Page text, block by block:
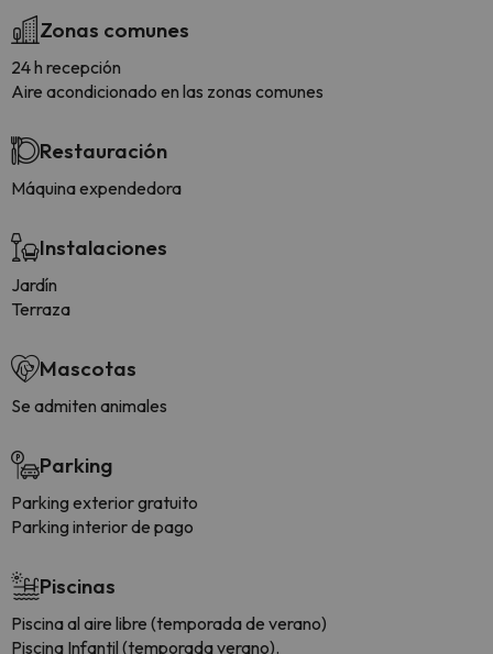
Zonas comunes
24 h recepción
Aire acondicionado en las zonas comunes
Restauración
Máquina expendedora
Instalaciones
Jardín
Terraza
Mascotas
Se admiten animales
Parking
Parking exterior gratuito
Parking interior de pago
Piscinas
Piscina al aire libre (temporada de verano)
Piscina Infantil (temporada verano).